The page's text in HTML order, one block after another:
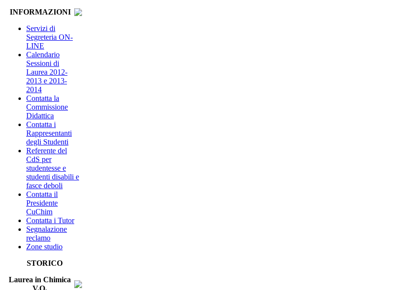
INFORMAZIONI
Servizi di
Segreteria ON-
LINE
Calendario
Sessioni di
Laurea 2012-
2013 e 2013-
2014
Contatta la
Commissione
Didattica
Contatta i
Rappresentanti
degli Studenti
Referente del
CdS per
studentesse e
studenti disabili e
fasce deboli
Contatta il
Presidente
CuChim
Contatta i Tutor
Segnalazione
reclamo
Zone studio
STORICO
Laurea in Chimica
V.O.